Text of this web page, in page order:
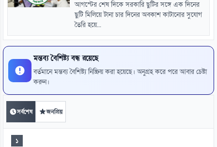
আগস্টের শেষ দিকে সরকারি ছুটির সঙ্গে এক দিনের
ছুটি মিলিয়ে টানা চার দিনের অবকাশ কাটানোর সুযোগ
তৈরি হয়ে...
মন্তব্য বৈশিষ্ট্য বন্ধ রয়েছে
বর্তমানে মন্তব্য বৈশিষ্ট্য নিষ্ক্রিয় করা হয়েছে। অনুগ্রহ করে পরে আবার চেষ্টা
করুন।
সর্বশেষ জনপ্রিয়
১